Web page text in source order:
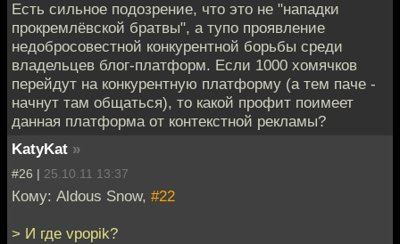
Есть сильное подозрение, что это не "нападки
прокремлёвской братвы", а тупо проявление
недобросовестной конкурентной борьбы среди
владельцев блог-платформ. Если 1000 хомячков
перейдут на конкурентную платформу (а тем паче -
начнут там общаться), то какой профит поимеет
данная платформа от контекстной рекламы?
KatyKat »
#26 | 25.10.11 13:37
Кому: Aldous Snow, #22
> И где vpopik?